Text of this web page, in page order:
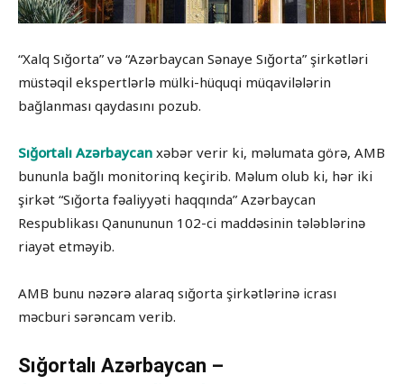
“Xalq Sığorta” və “Azərbaycan Sənaye Sığorta” şirkətləri
müstəqil ekspertlərlə mülki-hüquqi müqavilələrin
bağlanması qaydasını pozub.
Sığortalı Azərbaycan xəbər verir ki, məlumata görə, AMB
bununla bağlı monitorinq keçirib. Məlum olub ki, hər iki
şirkət “Sığorta fəaliyyəti haqqında” Azərbaycan
Respublikası Qanununun 102-ci maddəsinin tələblərinə
riayət etməyib.
AMB bunu nəzərə alaraq sığorta şirkətlərinə icrası
məcburi sərəncam verib.
Sığortalı Azərbaycan –